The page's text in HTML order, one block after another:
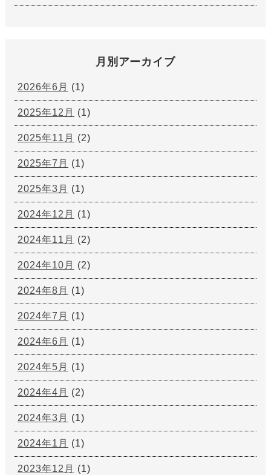
月別アーカイブ
2026年6月 (1)
2025年12月 (1)
2025年11月 (2)
2025年7月 (1)
2025年3月 (1)
2024年12月 (1)
2024年11月 (2)
2024年10月 (2)
2024年8月 (1)
2024年7月 (1)
2024年6月 (1)
2024年5月 (1)
2024年4月 (2)
2024年3月 (1)
2024年1月 (1)
2023年12月 (1)